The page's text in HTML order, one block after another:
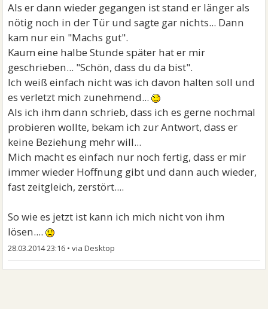
Als er dann wieder gegangen ist stand er länger als
nötig noch in der Tür und sagte gar nichts... Dann
kam nur ein "Machs gut".
Kaum eine halbe Stunde später hat er mir
geschrieben... "Schön, dass du da bist".
Ich weiß einfach nicht was ich davon halten soll und
es verletzt mich zunehmend...
Als ich ihm dann schrieb, dass ich es gerne nochmal
probieren wollte, bekam ich zur Antwort, dass er
keine Beziehung mehr will...
Mich macht es einfach nur noch fertig, dass er mir
immer wieder Hoffnung gibt und dann auch wieder,
fast zeitgleich, zerstört....
So wie es jetzt ist kann ich mich nicht von ihm
lösen....
28.03.2014 23:16 •